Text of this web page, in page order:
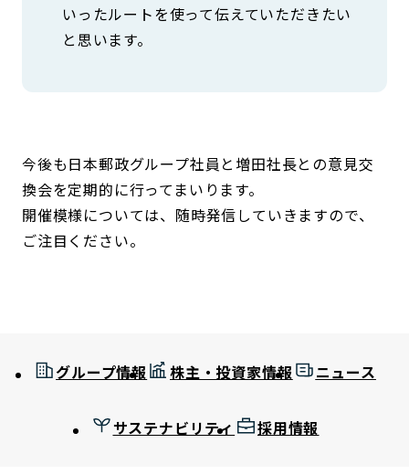
いったルートを使って伝えていただきたい
と思います。
今後も日本郵政グループ社員と増田社長との意見交
換会を定期的に行ってまいります。
開催模様については、随時発信していきますので、
ご注目ください。
グループ情報 株主・投資家情報 ニュース
サステナビリティ 採用情報